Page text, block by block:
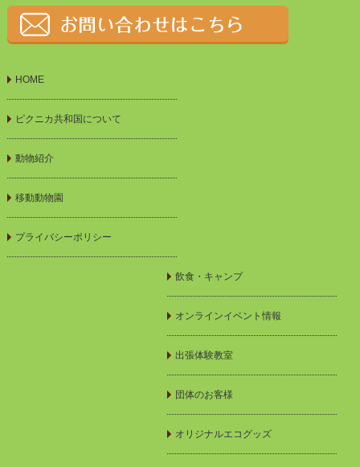
HOME
ピクニカ共和国について
動物紹介
移動動物園
プライバシーポリシー
飲食・キャンプ
オンラインイベント情報
出張体験教室
団体のお客様
オリジナルエコグッズ